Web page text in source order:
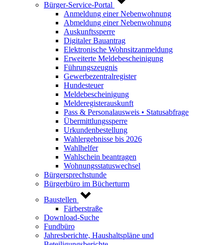
Bürger-Service-Portal
Anmeldung einer Nebenwohnung
Abmeldung einer Nebenwohnung
Auskunftssperre
Digitaler Bauantrag
Elektronische Wohnsitzanmeldung
Erweiterte Meldebescheinigung
Führungszeugnis
Gewerbezentralregister
Hundesteuer
Meldebescheinigung
Melderegisterauskunft
Pass & Personalausweis • Statusabfrage
Übermittlungssperre
Urkundenbestellung
Wahlergebnisse bis 2026
Wahlhelfer
Wahlschein beantragen
Wohnungsstatuswechsel
Bürgersprechstunde
Bürgerbüro im Bücherturm
Baustellen
Färberstraße
Download-Suche
Fundbüro
Jahresberichte, Haushaltspläne und